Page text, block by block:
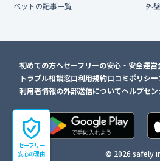
セーフリー
安心の理由
ペットの記事一覧 外
初めての方へセーフリーの安心・安全運営
トラブル相談窓口利用規約口コミポリシー
利用者情報の外部送信についてヘルプセン
© 2026 safely